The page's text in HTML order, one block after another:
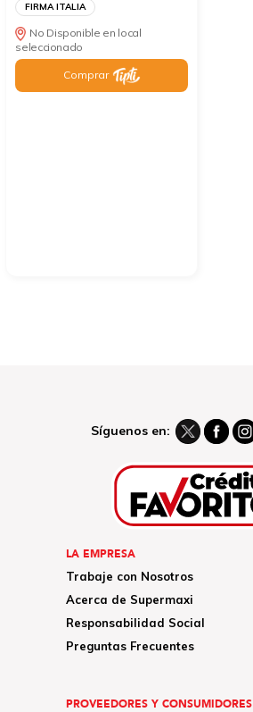
FIRMA ITALIA
No Disponible en local
seleccionado
Comprar
Síguenos en:
LA EMPRESA
Trabaje con Nosotros
Acerca de Supermaxi
Responsabilidad Social
Preguntas Frecuentes
PROVEEDORES Y CONSUMIDORES